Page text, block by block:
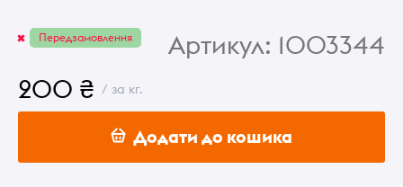
Передзамовлення Артикул: 1003344
200 ₴ / за кг.
Додати до кошика